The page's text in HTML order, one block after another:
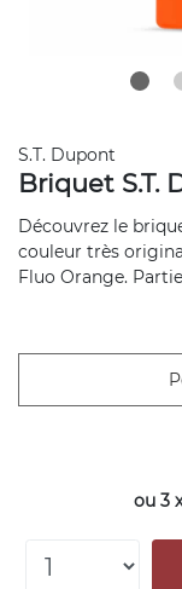
S.T. Dupont
Briquet S.T.
Découvrez le
couleur très
Fluo Orange.
ou 3